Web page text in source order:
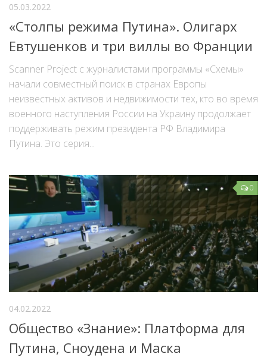
05.03.2022
«Столпы режима Путина». Олигарх
Евтушенков и три виллы во Франции
Scanner Project c журналистами программы «Схемы»
начали совместный поиск в странах Европы
неизвестных активов и недвижимости тех, кто во время
военного наступления России на Украину продолжает
поддерживать режим президента РФ Владимира
Путина. Это серия...
0
04.02.2022
Общество «Знание»: Платформа для
Путина, Сноудена и Маска